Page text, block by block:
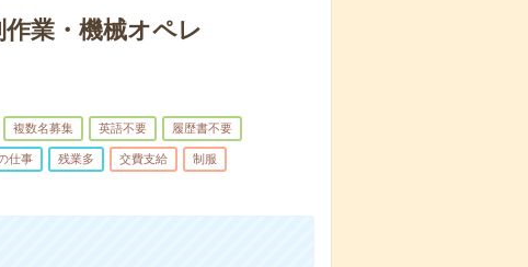
作業・機械オペレ
複数名募集 英語不要 履歴書不要
仕事 残業多 交費支給 制服